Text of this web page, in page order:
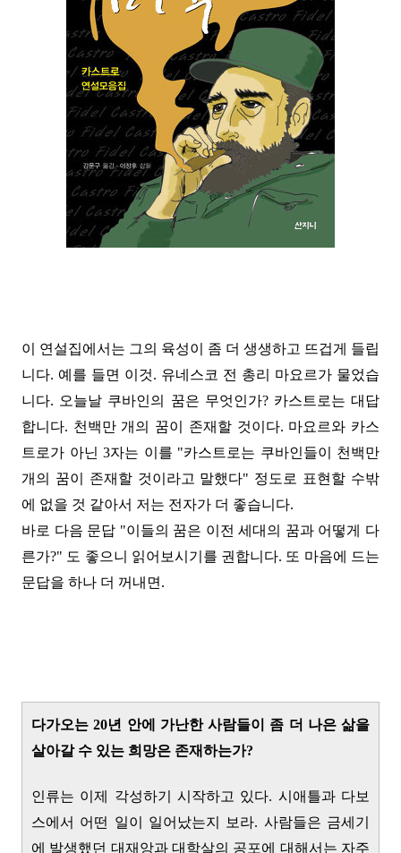
이 연설집에서는 그의 육성이 좀 더 생생하고 뜨겁게 들립
니다. 예를 들면 이것. 유네스코 전 총리 마요르가 물었습
니다. 오늘날 쿠바인의 꿈은 무엇인가? 카스트로는 대답
합니다. 천백만 개의 꿈이 존재할 것이다. 마요르와 카스
트로가 아닌 3자는 이를 "카스트로는 쿠바인들이 천백만
개의 꿈이 존재할 것이라고 말했다" 정도로 표현할 수밖
에 없을 것 같아서 저는 전자가 더 좋습니다.
바로 다음 문답 "이들의 꿈은 이전 세대의 꿈과 어떻게 다
른가?" 도 좋으니 읽어보시기를 권합니 다. 또 마음에 드는
문답을 하나 더 꺼내면.
다가오는 20년 안에 가난한 사람들이 좀 더 나은 삶을
살아갈 수 있는 희망은 존재하는가?
인류는 이제 각성하기 시작하고 있다. 시애틀과 다보
스에서 어떤 일이 일어났는지 보라. 사람들은 금세기
에 발생했던 대재앙과 대학살의 공포에 대해서는 자주